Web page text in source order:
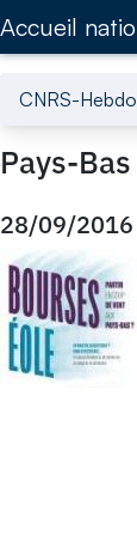
Accueil
CNRS-Hebdo
Pays-
28/09/2016